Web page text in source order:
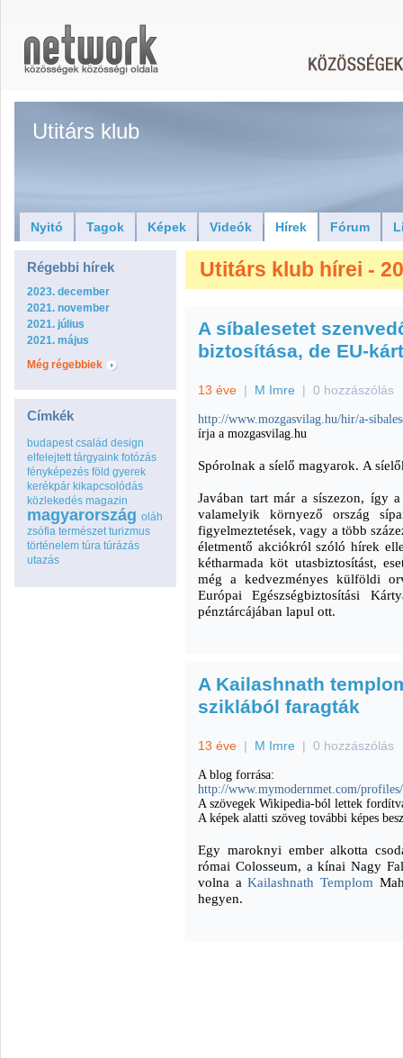
Utitárs klub
Nyitó Tagok Képek Videók Hírek Fórum
Régebbi hírek
2023. december
2021. november
2021. július
2021. május
Még régebbiek
Címkék
budapest család design
elfelejtett tárgyaink fotózás
fényképezés föld gyerek
kerékpár kikapcsolódás
közlekedés magazin
magyarország oláh
zsófia természet turizmus
történelem túra túrázás
utazás
Utitárs klub hírei -
A síbalesetet
biztosítása, de EU-
13 éve | M Imre | 0 hozzászólás
http://www.mozgasvilag.hu/hir/a-
írja a mozgasvilag.hu
Spórolnak a síelő magyarok. A
Javában tart már a síszezon, így
valamelyik környező ország
figyelmeztetések, vagy a több
életmentő akciókról szóló hírek
kétharmada köt utasbiztosítást,
még a kedvezményes külföldi
Európai Egészségbiztosítási
pénztárcájában lapul ott.
A Kailashnath
sziklából faragták
13 éve | M Imre | 0 hozzászólás
A blog forrása:
http://www.mymodernmet.com/
A szövegek Wikipedia-ból lettek
A képek alatti szöveg további képes
Egy maroknyi ember alkotta
római Colosseum, a kínai Nagy
volna aKailashnath Templom
hegyen.